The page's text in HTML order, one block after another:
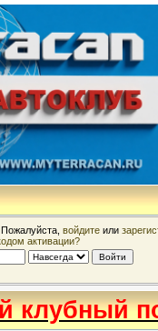
. Пожалуйста, войдите или
активации?
клубный